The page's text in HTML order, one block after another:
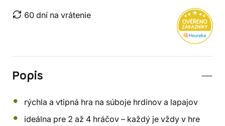
60 dní na vrátenie
Popis
rýchla a vtipná hra na súboje hrdinov a lapajov
ideálna pre 2 až 4 hráčov – každý je vždy v hre